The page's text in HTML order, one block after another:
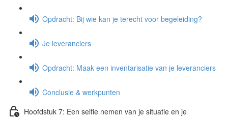
Opdracht: Bij wie kan je terecht voor begeleiding?
Je leveranciers
Opdracht: Maak een inventarisatie van je leveranciers
Conclusie & werkpunten
Hoofdstuk 7: Een selfie nemen van je situatie en je